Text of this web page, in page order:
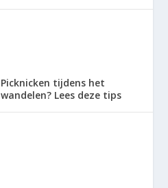
Picknicken tijdens het
wandelen? Lees deze tips